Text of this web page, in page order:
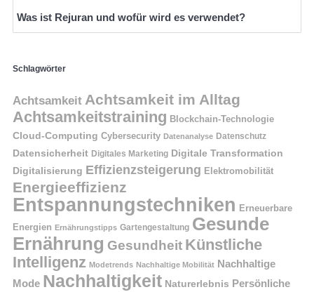
Was ist Rejuran und wofür wird es verwendet?
Schlagwörter
Achtsamkeit Achtsamkeit im Alltag
Achtsamkeitstraining Blockchain-Technologie
Cloud-Computing Cybersecurity Datenanalyse Datenschutz
Datensicherheit Digitales Marketing Digitale Transformation
Digitalisierung Effizienzsteigerung Elektromobilität
Energieeffizienz
Entspannungstechniken Erneuerbare
Energien Ernährungstipps Gartengestaltung Gesunde
Ernährung Gesundheit Künstliche
Intelligenz Modetrends Nachhaltige Mobilität Nachhaltige
Mode Nachhaltigkeit Naturerlebnis Persönliche